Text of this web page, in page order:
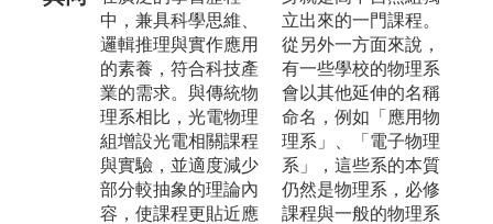
中，兼具科學思維、
邏輯推理與實作應用
的素養，符合科技產
業的需求。與傳統物
理系相比，光電物理
組增設光電相關課程
與實驗，並適度減少
部分較抽象的理論內
容，使課程更貼近應
立出來的一門課程。
從另外一方面來說，
有一些學校的物理系
會以其他延伸的名稱
命名，例如「應用物
理系」、「電子物理
系」，這些系的本質
仍然是物理系，必修
課程與一般的物理系